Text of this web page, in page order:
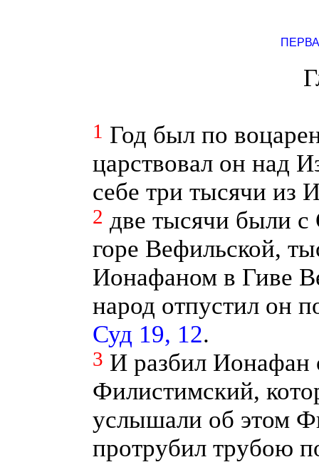
1 Год был по
царствовал он над
себе три тысячи из
2 две тысячи были
горе Вефильской,
Ионафаном в Гиве
народ отпустил он
Суд 19, 12.
3 И разбил Ионафан
Филистимский,
услышали об этом
протрубил трубою